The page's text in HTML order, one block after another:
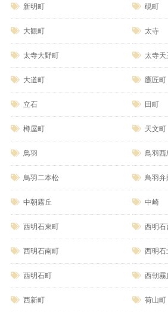
新明町 硯町
大観町 太寺
太寺大野町 太寺天
大道町 鷹匠町
立石 田町
樽屋町 天文町
鳥羽 鳥羽西
鳥羽二本松 鳥羽弁
中朝霧丘 中崎
西明石東町 西明石
西明石南町 西明石
西明石町 西朝霧
西新町 荷山町